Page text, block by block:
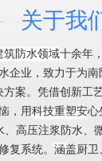
关于我
筑防水领域十余年
企业，致力于为
案。凭借创新工
，用科技重塑安
高压注浆防水、
复系统。涵盖厨